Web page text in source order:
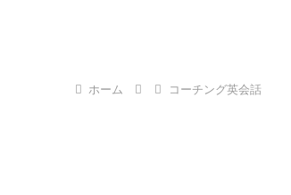
ホーム コーチング英会話